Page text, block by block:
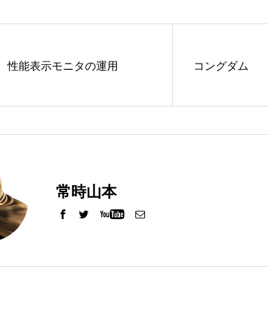
グランドクローズ
性能表示モニタの運用 コングダム
常時山本